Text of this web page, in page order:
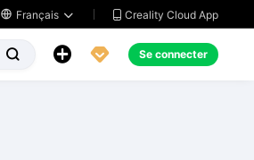
 Français   Creality Cloud App
   Se connecter